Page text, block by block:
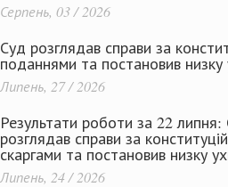
Серпень, 03 / 2026
Суд розглядав справи за
поданнями та постановив низку
Липень, 27 / 2026
Результати роботи за 22 липня:
розглядав справи за
скаргами та постановив низку
Липень, 24 / 2026